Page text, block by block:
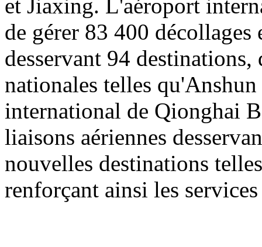
et Jiaxing. L'aéroport
de gérer 83 400 décollages
desservant 94
nationales telles
international de Qionghai
liaisons aériennes
nouvelles destinations
renforçant ainsi les